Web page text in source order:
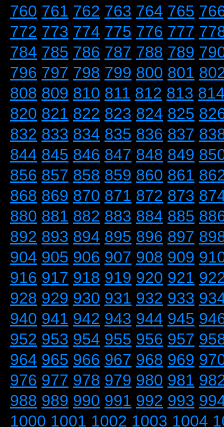
760 761 762 763 764 765
772 773 774 775 776 777
784 785 786 787 788 789
796 797 798 799 800 801
808 809 810 811 812 813
820 821 822 823 824 825
832 833 834 835 836 837
844 845 846 847 848 849
856 857 858 859 860 861
868 869 870 871 872 873
880 881 882 883 884 885
892 893 894 895 896 897
904 905 906 907 908 909
916 917 918 919 920 921
928 929 930 931 932 933
940 941 942 943 944 945
952 953 954 955 956 957
964 965 966 967 968 969
976 977 978 979 980 981
988 989 990 991 992 993
1000 1001 1002 1003 1004